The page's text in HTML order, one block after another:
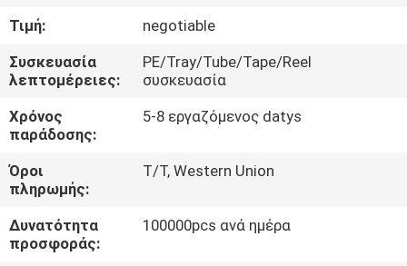
ΕΛΆΤΕ
ΣΕ
ΕΠΑΦΉ
ΜΕ
ΖΗΤΉΣΤΕ
ΈΝΑ
ΑΠΌΣΠΑΣΜΑ
Τιμή:
negotiable
Συσκευασία
λεπτομέρειες:
PE/Tray/Tube/Tape/Reel
συσκευασία
Χρόνος
παράδοσης:
5-8 εργαζόμενος datys
Όροι
πληρωμής:
T/T, Western Union
Δυνατότητα
προσφοράς:
100000pcs ανά ημέρα